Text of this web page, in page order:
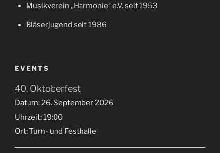
Musikverein „Harmonie“ e.V. seit 1953
Bläserjugend seit 1986
EVENTS
40. Oktoberfest
Datum:26. September 2026
Uhrzeit:19:00
Ort:Turn- und Festhalle